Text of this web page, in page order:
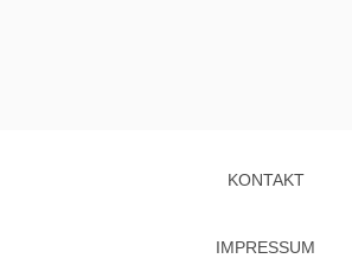
KONTAKT
IMPRESSUM